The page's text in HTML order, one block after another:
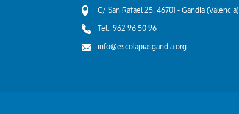
C/ San Rafael 25. 46701 - Gandia (Valencia)
Tel.: 962 96 50 96
info@escolapiasgandia.org